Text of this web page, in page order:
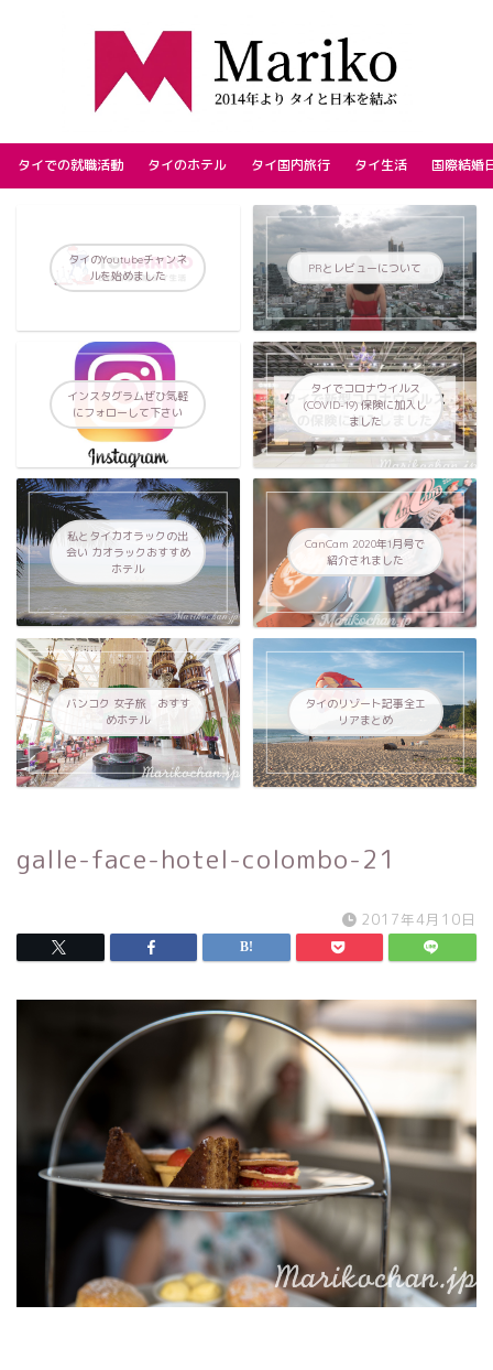
タイでの就職活動 タイのホテル タイ国内旅行 タイ生活 国際結婚
タイのYoutubeチャンネ
ルを始めました
PRとレビューについて
インスタグラムぜひ気軽
にフォローして下さい
タイでコロナウイルス
(COVID-19) 保険に加入し
ました
私とタイカオラックの出
会い カオラックおすすめ
ホテル
CanCam 2020年1月号で
紹介されました
バンコク 女子旅 おすす
めホテル
タイのリゾート記事全エ
リアまとめ
galle-face-hotel-colombo-21
2017年4月10日